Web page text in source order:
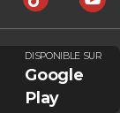
DISPONIBLE SUR
Google
Play